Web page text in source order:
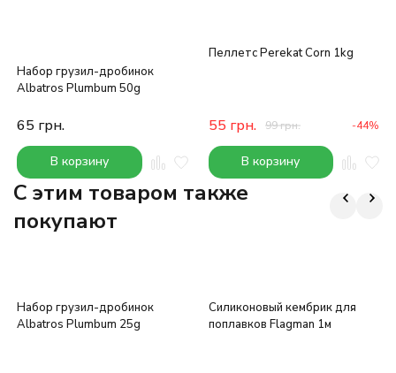
Набор грузил-дробинок
Albatros Plumbum 50g
65 грн.
В корзину
Пеллетс Perekat Corn 1kg
55 грн. 99грн. -44%
В корзину
C этим товаром также
покупают
Набор грузил-дробинок
Albatros Plumbum 25g
Силиконовый кембрик для
поплавков Flagman 1м